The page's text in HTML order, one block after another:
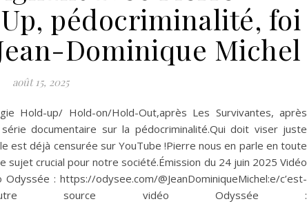
pédocriminalité, foi
Dominique Michel
août 15, 2025
Hold-up/ Hold-on/Hold-Out,après Les Survivantes, après
documentaire sur la pédocriminalité.Qui doit viser juste
est déjà censurée sur YouTube !Pierre nous en parle en toute
crucial pour notre société.Émission du 24 juin 2025 Vidéo
: https://odysee.com/@JeanDominiqueMichel:e/c’est-
Autre source vidéo Odyssée :